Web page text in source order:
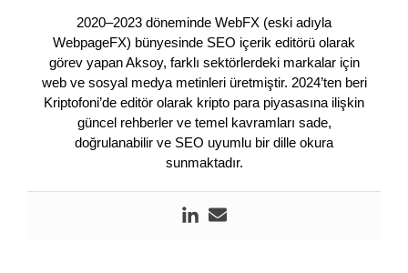
2020–2023 döneminde WebFX (eski adıyla
WebpageFX) bünyesinde SEO içerik editörü olarak
görev yapan Aksoy, farklı sektörlerdeki markalar için
web ve sosyal medya metinleri üretmiştir. 2024’ten beri
Kriptofoni’de editör olarak kripto para piyasasına ilişkin
güncel rehberler ve temel kavramları sade,
doğrulanabilir ve SEO uyumlu bir dille okura
sunmaktadır.